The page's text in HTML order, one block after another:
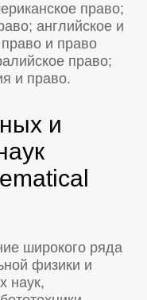
право;
английское и
и право
право;
и право.
и
широкого ряда
физики и
наук,